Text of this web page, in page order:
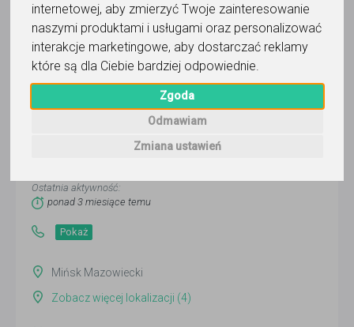
internetowej, aby zmierzyć Twoje zainteresowanie
naszymi produktami i usługami oraz personalizować
interakcje marketingowe, aby dostarczać reklamy
które są dla Ciebie bardziej odpowiednie.
Zgoda
Odmawiam
Zmiana ustawień
Oznacz wystąpienie kontaktu
Kacper Ostrowski
Ostatnia aktywność:
ponad 3 miesiące temu
Pokaż
Mińsk Mazowiecki
Zobacz więcej lokalizacji (4)